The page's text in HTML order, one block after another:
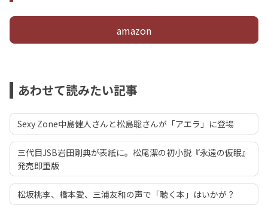
amazon
あわせて読みたい記事
Sexy Zone中島健人さんと松島聡さんが「アエラ」に登場
三代目JSB岩田剛典が表紙に。松尾潔の初小説『永遠の仮眠』
発売即重版
松坂桃李、橋本愛、三浦友和の声で「聴く本」はいかが？